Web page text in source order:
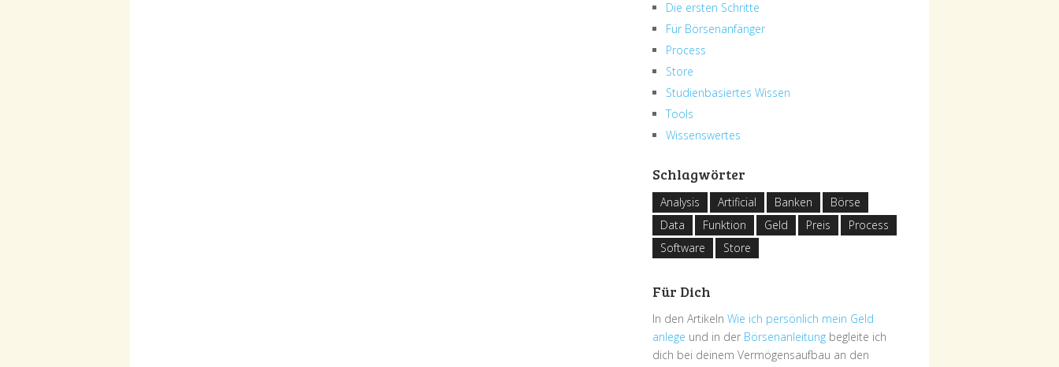
Die ersten Schritte
Für Börsenanfänger
Process
Store
Studienbasiertes Wissen
Tools
Wissenswertes
Schlagwörter
Analysis Artificial Banken
Börse
Data
Funktion Geld Preis
Process
Software
Store
Für Dich
In den Artikeln Wie ich persönlich mein Geld
anlege und in der Börsenanleitung begleite ich
dich bei deinem Vermögensaufbau an den